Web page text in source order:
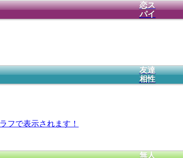
恋ス
パイ
友達
相性
フで表示されます！
無人